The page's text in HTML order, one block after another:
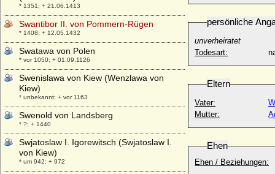
persönliche
unverheiratet
Todesart:
Eltern
Vater:
Mutter:
Ehen
Ehen / Beziehungen:
* 1351; + 21.06.1413
Swantibor II. von Pommern-Rügen
* 1408; + 12.05.1432
Swatawa von Polen
* vor 1050; + 01.09.1126
Swenislawa von Kiew (Wenzlawa von
Kiew)
* unbekannt; + vor 1163
Swenold von Landsberg
* ?; + 1440
Swjatoslaw I. Igorewitsch (Swjatoslaw I.
von Kiew)
* um 942; + 972